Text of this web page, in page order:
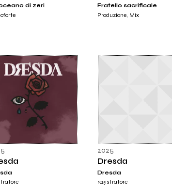
di zeri Fratello sacrificale
Produzione, Mix
2025
Dresda
Dresda
registratore